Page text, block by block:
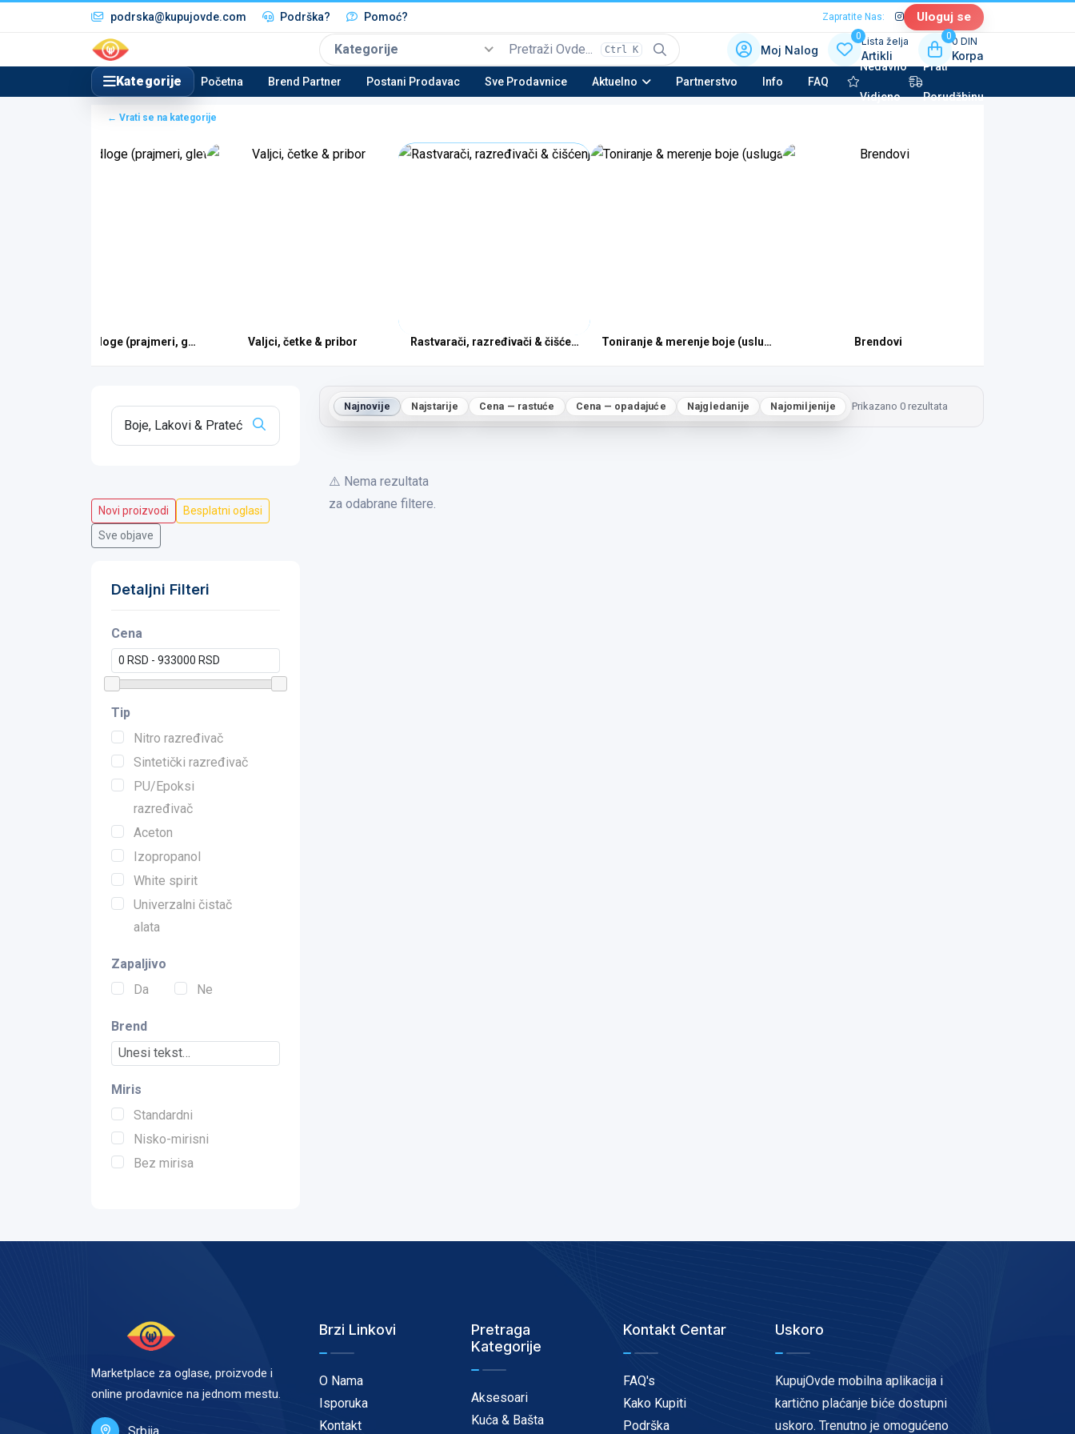
podrska@kupujovde.com Podrška? Pomoć? Zapratite Nas: Uloguj se
Kategorije
Top kategorije Izaberi kategoriju sa slikama
Ctrl K Moj Nalog
0Lista želja
Artikli
00 DIN
Korpa
Kategorije Početna Brend Partner Postani Prodavac Sve Prodavnice Aktuelno Partnerstvo Info FAQ
Nedavno
Vidjeno
Prati
Porudžbinu
← Vrati se na kategorije
Priprema podloge (prajmeri, glet mase) Valjci, četke & pribor Rastvarači, razređivači & čišćenje Toniranje & merenje boje (usluga) Brendovi
Novi proizvodi
Besplatni oglasi
Sve objave
Detaljni Filteri
Cena
Tip
Nitro razređivač
Sintetički razređivač
PU/Epoksi
razređivač
Aceton
Izopropanol
White spirit
Univerzalni čistač
alata
Zapaljivo
Da
Ne
Brend
Miris
Standardni
Nisko-mirisni
Bez mirisa
Najnovije Najstarije Cena — rastuće Cena — opadajuće Najgledanije Najomiljenije Prikazano 0 rezultata
⚠️ Nema rezultata
za odabrane filtere.
Marketplace za oglase, proizvode i
online prodavnice na jednom mestu.
Brzi Linkovi
O Nama
Isporuka
Kontakt
Pretraga
Kategorije
Aksesoari
Kuća & Bašta
Kontakt Centar
FAQ's
Kako Kupiti
Podrška
Uskoro
KupujOvde mobilna aplikacija i
kartično plaćanje biće dostupni
uskoro. Trenutno je omogućeno